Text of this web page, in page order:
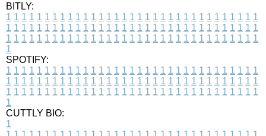
BITLY:
1 1 1 1 1 1 1 1 1 1 1 1 1 1 1 1 1 1 1 1 1 1 1 1 1 1 1 1 1 1 1 1 1
1 1 1 1 1 1 1 1 1 1 1 1 1 1 1 1 1 1 1 1 1 1 1 1 1 1 1 1 1 1 1 1 1
1 1 1 1 1 1 1 1 1 1 1 1 1 1 1 1 1 1 1 1 1 1 1 1 1 1 1 1 1 1 1 1 1
1
SPOTIFY:
1 1 1 1 1 1 1 1 1 1 1 1 1 1 1 1 1 1 1 1 1 1 1 1 1 1 1 1 1 1 1 1 1
1 1 1 1 1 1 1 1 1 1 1 1 1 1 1 1 1 1 1 1 1 1 1 1 1 1 1 1 1 1 1 1 1
1 1 1 1 1 1 1 1 1 1 1 1 1 1 1 1 1 1 1 1 1 1 1 1 1 1 1 1 1 1 1 1 1
1
CUTTLY BIO:
1